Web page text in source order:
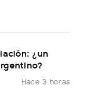
¿un
Hace 3 horas